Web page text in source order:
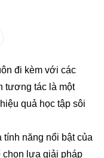
đi kèm với các
tương tác là một
quả học tập sôi
năng nổi bật của
chọn lựa giải pháp